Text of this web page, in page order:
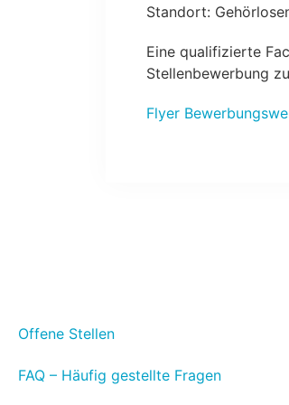
Standort:
Eine qualifizierte
Stellenbewerbung
Flyer
Offene Stellen
FAQ – Häufig gestellte Fragen